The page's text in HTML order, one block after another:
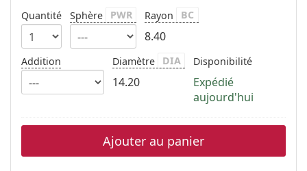
Quantité Sphère PWR Rayon BC
8.40
Addition Diamètre DIA
14.20
Disponibilité
Expédié
aujourd'hui
Ajouter au panier